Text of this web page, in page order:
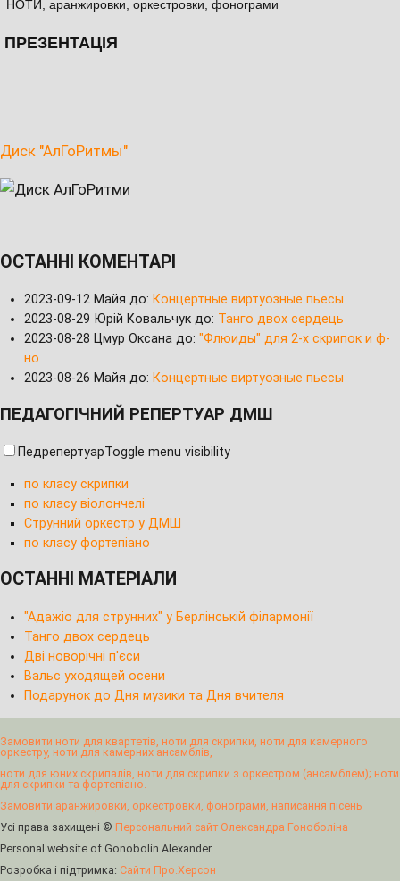
НОТИ, аранжировки, оркестровки, фонограми
ПРЕЗЕНТАЦІЯ
Диск "АлГоРитмы"
ОСТАННІ КОМЕНТАРІ
2023-09-12 Майя до: Концертные виртуозные пьесы
2023-08-29 Юрій Ковальчук до: Танго двох сердець
2023-08-28 Цмур Оксана до: "Флюиды" для 2-х скрипок и ф-
но
2023-08-26 Майя до: Концертные виртуозные пьесы
ПЕДАГОГІЧНИЙ РЕПЕРТУАР ДМШ
ПедрепертуарToggle menu visibility
по класу скрипки
по класу віолончелі
Струнний оркестр у ДМШ
по класу фортепіано
ОСТАННІ МАТЕРІАЛИ
"Адажіо для струнних" у Берлінській філармонії
Танго двох сердець
Дві новорічні п'єси
Вальс уходящей осени
Подарунок до Дня музики та Дня вчителя
Замовити ноти для квартетів, ноти для скрипки, ноти для камерного
оркестру, ноти для камерних ансамблів,
ноти для юних скрипалів, ноти для скрипки з оркестром (ансамблем); ноти
для скрипки та фортепіано.
Замовити аранжировки, оркестровки, фонограми, написання пісень
Усі права захищені © Персональний сайт Олександра Гоноболіна
Personal website of Gonobolin Alexander
Розробка і підтримка: Сайти Про.Херсон